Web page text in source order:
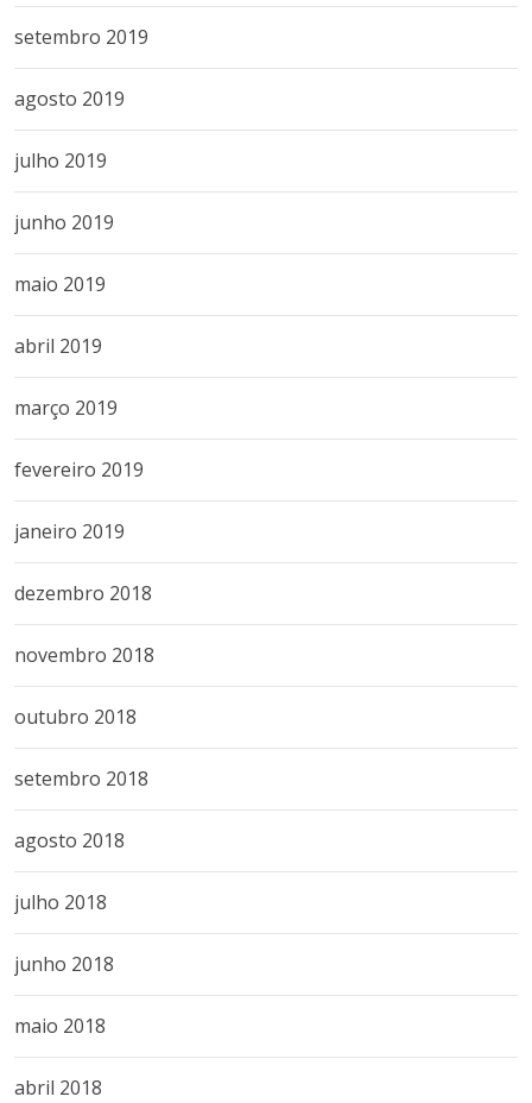
setembro 2019
agosto 2019
julho 2019
junho 2019
maio 2019
abril 2019
março 2019
fevereiro 2019
janeiro 2019
dezembro 2018
novembro 2018
outubro 2018
setembro 2018
agosto 2018
julho 2018
junho 2018
maio 2018
abril 2018